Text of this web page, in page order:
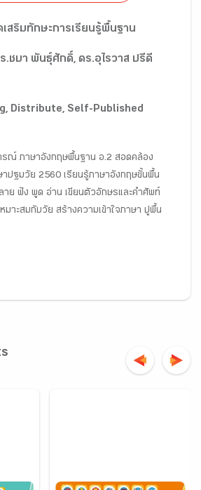
เสริมทักษะการเรียนรู้พื้นฐาน
Distribute, Self-Published
รณ์ ภาษาอังกฤษพื้นฐาน อ.2 สอดคล้อง
ปฐมวัย 2560 เรียนรู้ภาษาอังกฤษขั้นพื้น
ย ฟัง พูด อ่าน เขียนตัวอักษรและคำศัพท์
าะสมกับวัย สร้างความเข้าใจภาษา ปูพื้น